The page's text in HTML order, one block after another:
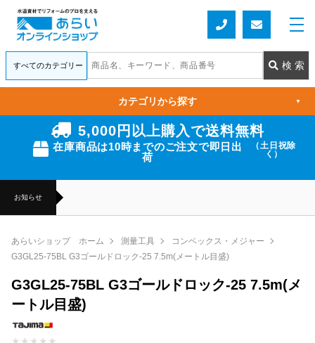
5,000円以上購入で送料無料
在庫商品は10時までのご注文で即日出
荷
（土日祝除
く）
お知らせ
カテゴリから探す ▼
あらいショップ ホーム 測量工具
コンベックス・メジャー
G3GL25-75BL G3ゴールドロック-25 7.5m(メートル目盛)
G3GL25-75BL G3ゴールドロック-25 7.5m(メ
ートル目盛)
★ ★ ★ ★ ★